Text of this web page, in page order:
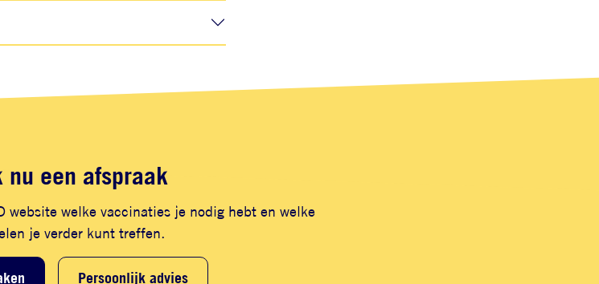
nu een afspraak
website welke vaccinaties je nodig hebt en welke
je verder kunt treffen.
Persoonlijk advies